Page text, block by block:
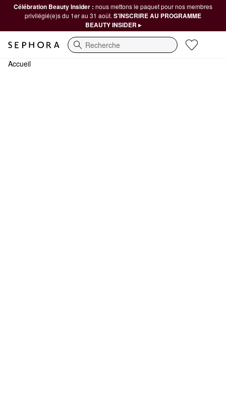
Célébration Beauty Insider : nous mettons le paquet pour nos membres
privilégié(e)s du 1er au 31 août. S’INSCRIRE AU PROGRAMME
BEAUTY INSIDER ▸
Recherche
Accueil